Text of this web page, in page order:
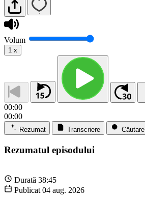
Volum
1 x
00:00
00:00
Rezumat Transcriere Căutare
Rezumatul episodului
Durată 38:45
Publicat 04 aug. 2026